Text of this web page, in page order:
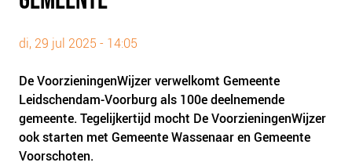
DE VOORZIENINGENWIJZER
VISIE EN MISSIE
HET TEAM
ONZE PARTNERS
di, 29 jul 2025 - 14:05
De VoorzieningenWijzer verwelkomt Gemeente
Leidschendam-Voorburg als 100e deelnemende
gemeente. Tegelijkertijd mocht De VoorzieningenWijzer
ook starten met Gemeente Wassenaar en Gemeente
Voorschoten.